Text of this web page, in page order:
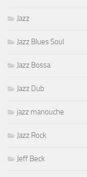
Jazz
Jazz Blues Soul
Jazz Bossa
Jazz Dub
jazz manouche
Jazz Rock
Jeff Beck